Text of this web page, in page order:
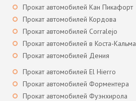
Прокат автомобилей Кан Пикафорт
Прокат автомобилей Кордова
Прокат автомобилей Corralejo
Прокат автомобилей в Коста-Кальма
Прокат автомобилей Дения
Прокат автомобилей El Hierro
Прокат автомобилей Форментера
Прокат автомобилей Фуэнхирола